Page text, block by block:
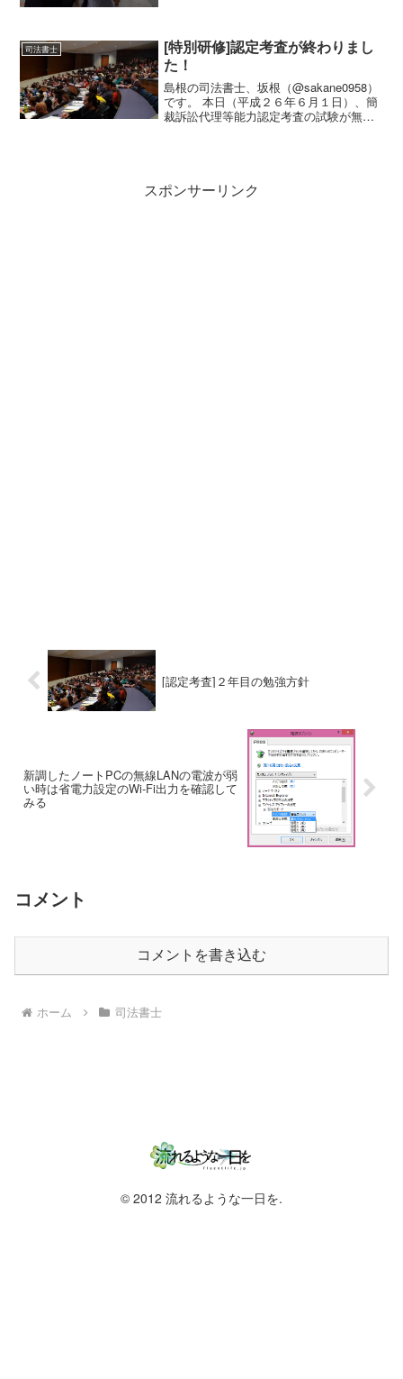
日(金)）は日...
司法書士
[特別研修]認定考査が終わりまし
た！
島根の司法書士、坂根（@sakane0958）
です。 本日（平成２６年６月１日）、簡
裁訴訟代理等能力認定考査の試験が無事
スポンサーリンク
[認定考査]２年目の勉強方針
新調したノートPCの無線LANの電波が弱
い時は省電力設定のWi-Fi出力を確認して
みる
コメント
コメントを書き込む
ホーム 司法書士
© 2012 流れるような一日を.